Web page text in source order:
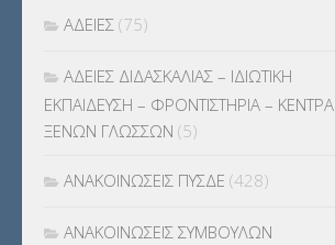
ΑΔΕΙΕΣ (75)
ΑΔΕΙΕΣ ΔΙΔΑΣΚΑΛΙΑΣ – ΙΔΙΩΤΙΚΗ
ΕΚΠΑΙΔΕΥΣΗ – ΦΡΟΝΤΙΣΤΗΡΙΑ – ΚΕΝΤΡΑ
ΞΕΝΩΝ ΓΛΩΣΣΩΝ (5)
ΑΝΑΚΟΙΝΩΣΕΙΣ ΠΥΣΔΕ (428)
ΑΝΑΚΟΙΝΩΣΕΙΣ ΣΥΜΒΟΥΛΩΝ